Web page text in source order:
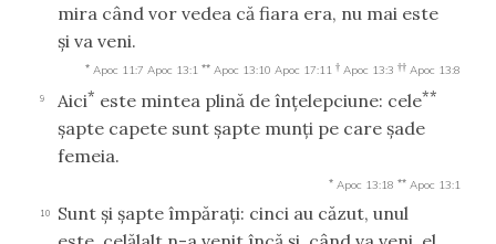
mira când vor vedea că fiara era, nu mai este
şi va veni.
* Apoc 11:7 Apoc 13:1 ** Apoc 13:10 Apoc 17:11 † Apoc 13:3 †† Apoc 13:8
9 Aici* este mintea plină de înţelepciune: cele**
şapte capete sunt şapte munţi pe care şade
femeia.
* Apoc 13:18 ** Apoc 13:1
10
Sunt şi şapte împăraţi: cinci au căzut, unul